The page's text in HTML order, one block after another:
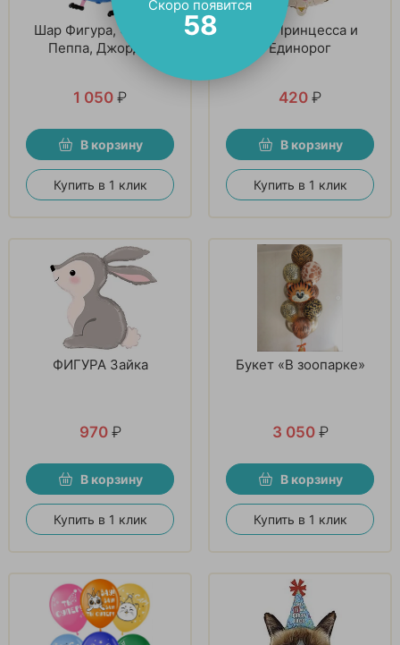
Шар Фигура, Свинка
Пеппа, Джордж
1 050 ₽
В корзину
Купить в 1 клик
Шар Принцесса и
Единорог
420 ₽
В корзину
Купить в 1 клик
ФИГУРА Зайка
970 ₽
В корзину
Купить в 1 клик
Букет «В зоопарке»
3 050 ₽
В корзину
Купить в 1 клик
Скоро появится
57